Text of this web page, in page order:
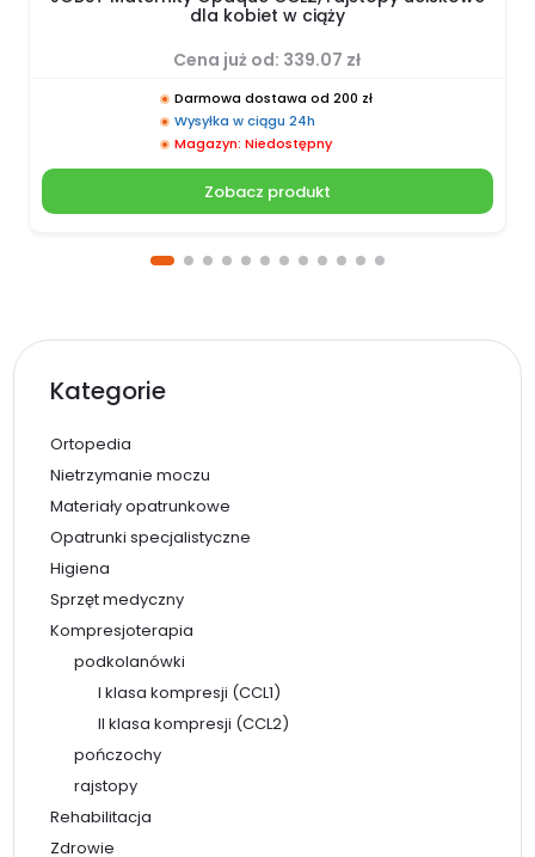
dla kobiet w ciąży
Cena już od: 339.07 zł
Darmowa dostawa od 200 zł
Wysyłka w ciągu 24h
Magazyn: Niedostępny
Zobacz produkt
Kategorie
Ortopedia
Nietrzymanie moczu
Materiały opatrunkowe
Opatrunki specjalistyczne
Higiena
Sprzęt medyczny
Kompresjoterapia
podkolanówki
I klasa kompresji (CCL1)
II klasa kompresji (CCL2)
pończochy
rajstopy
Rehabilitacja
Zdrowie